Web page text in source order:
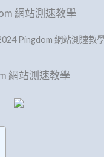
網站測速教學
Pingdom 網站測速教
網站測速教學